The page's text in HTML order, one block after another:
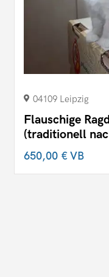
04109 Leipzig
Flauschige
(traditionell
650,00 €VB